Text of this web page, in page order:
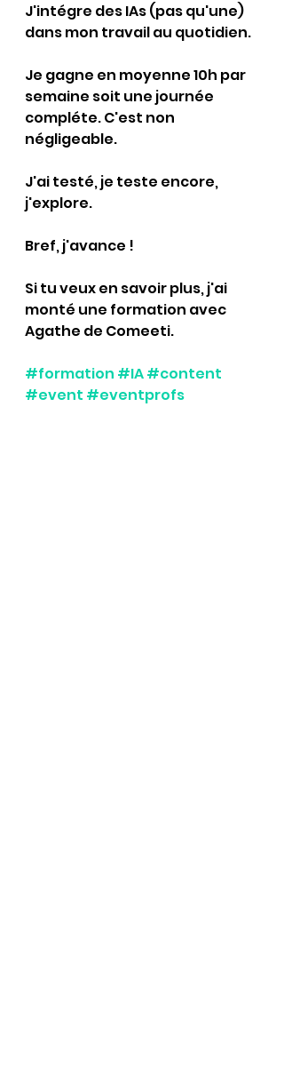
J'intégre des IAs (pas qu'une)
dans mon travail au quotidien.
Je gagne en moyenne 10h par
semaine soit une journée
compléte. C'est non
négligeable.
J'ai testé, je teste encore,
j'explore.
Bref, j'avance !
Si tu veux en savoir plus, j'ai
monté une formation avec
Agathe de Comeeti.
#formation #IA#content
#event #eventprofs